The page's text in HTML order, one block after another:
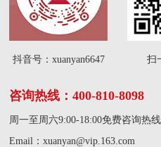
抖音号：xuanyan6647 扫
咨询热线：400-810-8098
周一至周六9:00-18:00免费咨询热线
Email：xuanyan@vip.163.com